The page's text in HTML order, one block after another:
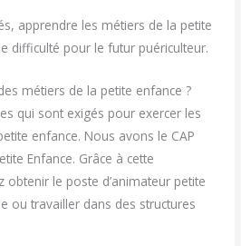
apprendre les métiers de la petite
difficulté pour le futur puériculteur.
métiers de la petite enfance ?
qui sont exigés pour exercer les
enfance. Nous avons le CAP
Enfance. Grâce à cette
le poste d’animateur petite
ou travailler dans des structures